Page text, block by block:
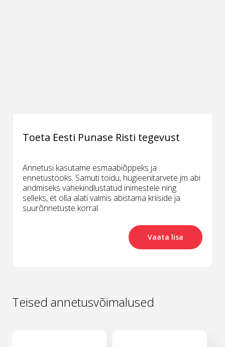
Toeta Eesti Punase Risti tegevust
Annetusi kasutame esmaabiõppeks ja
ennetustööks. Samuti toidu, hügieenitarvete jm abi
andmiseks vähekindlustatud inimestele ning
selleks, et olla alati valmis abistama kriiside ja
suurõnnetuste korral.
Vaata lisa
Teised annetusvõimalused